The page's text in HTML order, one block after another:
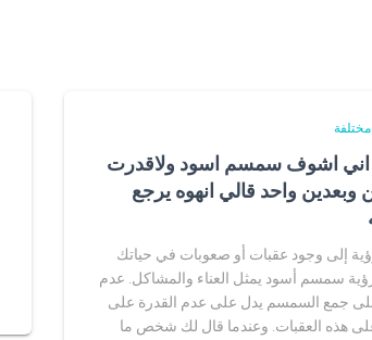
اشوف سمسم اسود ولاقدرت
وبعدين واحد قالي انهوه يرجع
إلى وجود عقبات أو صعوبات في حياتك
رؤية سمسم أسود يمثل العناء والمشاكل. عدم
جمع السمسم يدل على عدم القدرة على
هذه العقبات. وعندما قال لك شخص ما